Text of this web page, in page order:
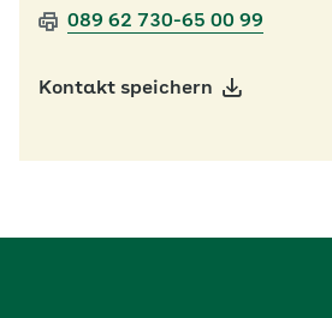
089 62 730-65 00 99
Kontakt speichern